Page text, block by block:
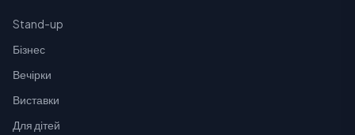
Stand-up
Бізнес
Вечірки
Виставки
Для дітей